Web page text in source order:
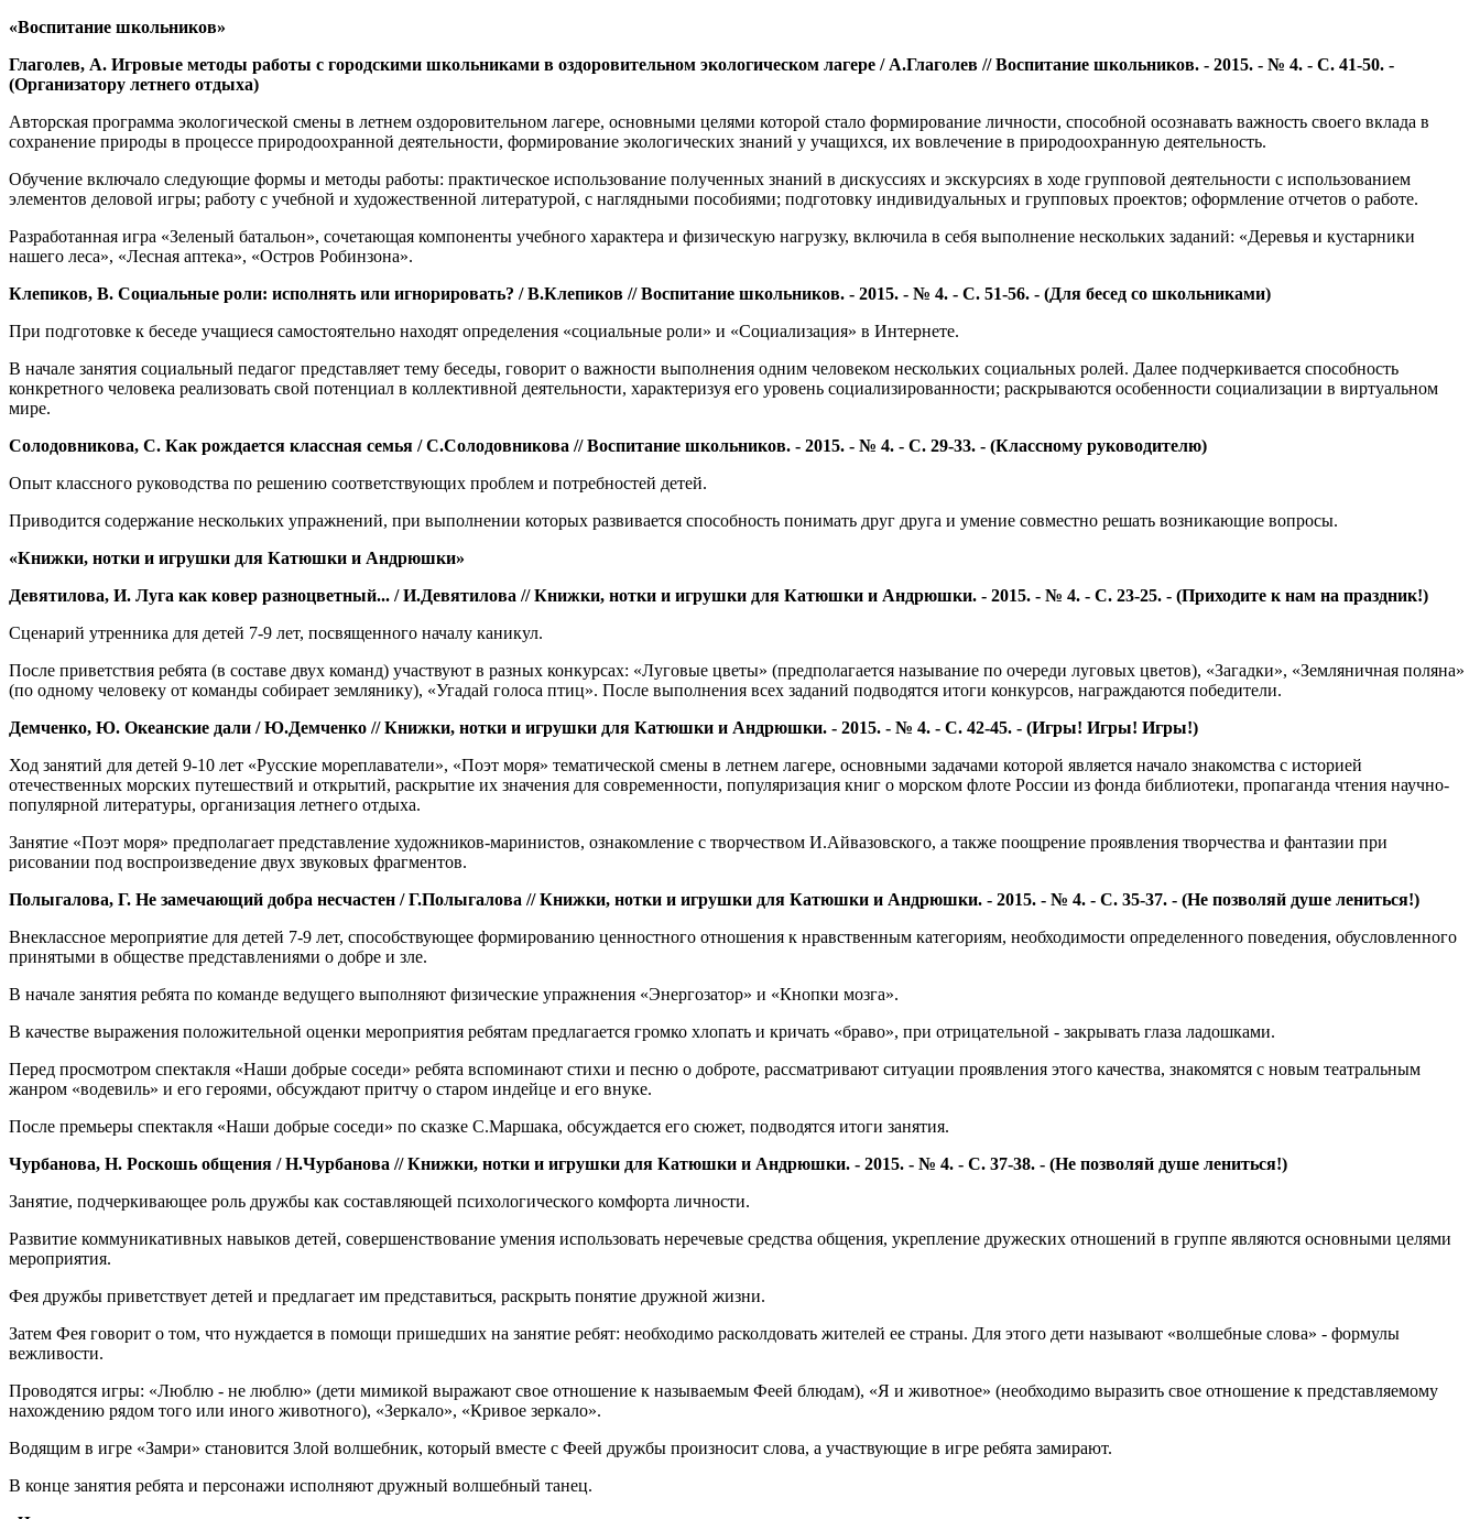
«Воспитание школьников»
Глаголев, А. Игровые методы работы с городскими школьниками в оздоровительном экологическом лагере / А.Глаголев // Воспитание школьников. - 2015. - № 4. - С. 41-50. -
(Организатору летнего отдыха)
Авторская программа экологической смены в летнем оздоровительном лагере, основными целями которой стало формирование личности, способной осознавать важность своего вклада в
сохранение природы в процессе природоохранной деятельности, формирование экологических знаний у учащихся, их вовлечение в природоохранную деятельность.
Обучение включало следующие формы и методы работы: практическое использование полученных знаний в дискуссиях и экскурсиях в ходе групповой деятельности с использованием
элементов деловой игры; работу с учебной и художественной литературой, с наглядными пособиями; подготовку индивидуальных и групповых проектов; оформление отчетов о работе.
Разработанная игра «Зеленый батальон», сочетающая компоненты учебного характера и физическую нагрузку, включила в себя выполнение нескольких заданий: «Деревья и кустарники
нашего леса», «Лесная аптека», «Остров Робинзона».
Клепиков, В. Социальные роли: исполнять или игнорировать? / В.Клепиков // Воспитание школьников. - 2015. - № 4. - С. 51-56. - (Для бесед со школьниками)
При подготовке к беседе учащиеся самостоятельно находят определения «социальные роли» и «Социализация» в Интернете.
В начале занятия социальный педагог представляет тему беседы, говорит о важности выполнения одним человеком нескольких социальных ролей. Далее подчеркивается способность
конкретного человека реализовать свой потенциал в коллективной деятельности, характеризуя его уровень социализированности; раскрываются особенности социализации в виртуальном
мире.
Солодовникова, С. Как рождается классная семья / С.Солодовникова // Воспитание школьников. - 2015. - № 4. - С. 29-33. - (Классному руководителю)
Опыт классного руководства по решению соответствующих проблем и потребностей детей.
Приводится содержание нескольких упражнений, при выполнении которых развивается способность понимать друг друга и умение совместно решать возникающие вопросы.
«Книжки, нотки и игрушки для Катюшки и Андрюшки»
Девятилова, И. Луга как ковер разноцветный... / И.Девятилова // Книжки, нотки и игрушки для Катюшки и Андрюшки. - 2015. - № 4. - С. 23-25. - (Приходите к нам на праздник!)
Сценарий утренника для детей 7-9 лет, посвященного началу каникул.
После приветствия ребята (в составе двух команд) участвуют в разных конкурсах: «Луговые цветы» (предполагается называние по очереди луговых цветов), «Загадки», «Земляничная поляна»
(по одному человеку от команды собирает землянику), «Угадай голоса птиц». После выполнения всех заданий подводятся итоги конкурсов, награждаются победители.
Демченко, Ю. Океанские дали / Ю.Демченко // Книжки, нотки и игрушки для Катюшки и Андрюшки. - 2015. - № 4. - С. 42-45. - (Игры! Игры! Игры!)
Ход занятий для детей 9-10 лет «Русские мореплаватели», «Поэт моря» тематической смены в летнем лагере, основными задачами которой является начало знакомства с историей
отечественных морских путешествий и открытий, раскрытие их значения для современности, популяризация книг о морском флоте России из фонда библиотеки, пропаганда чтения научно-
популярной литературы, организация летнего отдыха.
Занятие «Поэт моря» предполагает представление художников-маринистов, ознакомление с творчеством И.Айвазовского, а также поощрение проявления творчества и фантазии при
рисовании под воспроизведение двух звуковых фрагментов.
Полыгалова, Г. Не замечающий добра несчастен / Г.Полыгалова // Книжки, нотки и игрушки для Катюшки и Андрюшки. - 2015. - № 4. - С. 35-37. - (Не позволяй душе лениться!)
Внеклассное мероприятие для детей 7-9 лет, способствующее формированию ценностного отношения к нравственным категориям, необходимости определенного поведения, обусловленного
принятыми в обществе представлениями о добре и зле.
В начале занятия ребята по команде ведущего выполняют физические упражнения «Энергозатор» и «Кнопки мозга».
В качестве выражения положительной оценки мероприятия ребятам предлагается громко хлопать и кричать «браво», при отрицательной - закрывать глаза ладошками.
Перед просмотром спектакля «Наши добрые соседи» ребята вспоминают стихи и песню о доброте, рассматривают ситуации проявления этого качества, знакомятся с новым театральным
жанром «водевиль» и его героями, обсуждают притчу о старом индейце и его внуке.
После премьеры спектакля «Наши добрые соседи» по сказке С.Маршака, обсуждается его сюжет, подводятся итоги занятия.
Чурбанова, Н. Роскошь общения / Н.Чурбанова // Книжки, нотки и игрушки для Катюшки и Андрюшки. - 2015. - № 4. - С. 37-38. - (Не позволяй душе лениться!)
Занятие, подчеркивающее роль дружбы как составляющей психологического комфорта личности.
Развитие коммуникативных навыков детей, совершенствование умения использовать неречевые средства общения, укрепление дружеских отношений в группе являются основными целями
мероприятия.
Фея дружбы приветствует детей и предлагает им представиться, раскрыть понятие дружной жизни.
Затем Фея говорит о том, что нуждается в помощи пришедших на занятие ребят: необходимо расколдовать жителей ее страны. Для этого дети называют «волшебные слова» - формулы
вежливости.
Проводятся игры: «Люблю - не люблю» (дети мимикой выражают свое отношение к называемым Феей блюдам), «Я и животное» (необходимо выразить свое отношение к представляемому
нахождению рядом того или иного животного), «Зеркало», «Кривое зеркало».
Водящим в игре «Замри» становится Злой волшебник, который вместе с Феей дружбы произносит слова, а участвующие в игре ребята замирают.
В конце занятия ребята и персонажи исполняют дружный волшебный танец.